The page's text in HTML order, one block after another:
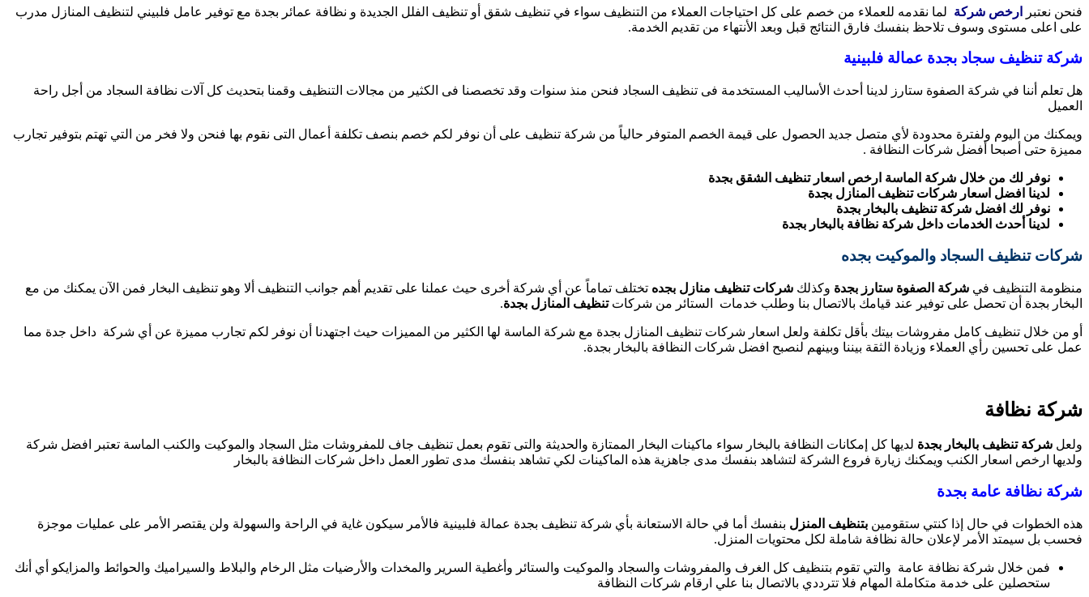
فنحن نعتبر ارخص شركة لما نقدمه للعملاء من خصم على كل احتياجات العملاء من التنظيف سواء في تنظيف شقق أو تنظيف الفلل الجديدة و نظافة عمائر بجدة مع توفير عامل فلبيني لتنظيف المنازل مدرب
على اعلى مستوى وسوف تلاحظ بنفسك فارق النتائج قبل وبعد الأنتهاء من تقديم الخدمة.
شركة تنظيف سجاد بجدة عمالة فلبينية
هل تعلم أننا في شركة الصفوة ستارز لدينا أحدث الأساليب المستخدمة فى تنظيف السجاد فنحن منذ سنوات وقد تخصصنا فى الكثير من مجالات التنظيف وقمنا بتحديث كل آلات نظافة السجاد من أجل راحة
العميل
ويمكنك من اليوم ولفترة محدودة لأي متصل جديد الحصول على قيمة الخصم المتوفر حالياً من شركة تنظيف على أن نوفر لكم خصم بنصف تكلفة أعمال التى نقوم بها فنحن ولا فخر من التي تهتم بتوفير تجارب
مميزة حتى أصبحا أفضل شركات النظافة .
نوفر لك من خلال شركة الماسة ارخص اسعار تنظيف الشقق بجدة
لدينا افضل اسعار شركات تنظيف المنازل بجدة
نوفر لك افضل شركة تنظيف بالبخار بجدة
لدينا أحدث الخدمات داخل شركة نظافة بالبخار بجدة
شركات تنظيف السجاد والموكيت بجده
منظومة التنظيف في شركة الصفوة ستارز بجدة وكذلك شركات تنظيف منازل بجده تختلف تماماً عن أي شركة أخرى حيث عملنا على تقديم أهم جوانب التنظيف ألا وهو تنظيف البخار فمن الآن يمكنك من مع
البخار بجدة أن تحصل على توفير عند قيامك بالاتصال بنا وطلب خدمات الستائر من شركاتتنظيف المنازل بجدة.
أو من خلال تنظيف كامل مفروشات بيتك بأقل تكلفة ولعل اسعار شركات تنظيف المنازل بجدة مع شركة الماسة لها الكثير من المميزات حيث اجتهدنا أن نوفر لكم تجارب مميزة عن أي شركة داخل جدة مما
عمل على تحسين رأي العملاء وزيادة الثقة بيننا وبينهم لنصبح افضل شركات النظافة بالبخار بجدة.
شركة نظافة
ولعل شركة تنظيف بالبخار بجدة لديها كل إمكانات النظافة بالبخار سواء ماكينات البخار الممتازة والحديثة والتى تقوم بعمل تنظيف جاف للمفروشات مثل السجاد والموكيت والكنب الماسة تعتبر افضل شركة
ولديها ارخص اسعار الكنب ويمكنك زيارة فروع الشركة لتشاهد بنفسك مدى جاهزية هذه الماكينات لكي تشاهد بنفسك مدى تطور العمل داخل شركات النظافة بالبخار
شركة نظافة عامة بجدة
هذه الخطوات في حال إذا كنتي ستقومين بتنظيف المنزل بنفسك أما في حالة الاستعانة بأي شركة تنظيف بجدة عمالة فلبينية فالأمر سيكون غاية في الراحة والسهولة ولن يقتصر الأمر على عمليات موجزة
فحسب بل سيمتد الأمر لإعلان حالة نظافة شاملة لكل محتويات المنزل.
فمن خلال شركة نظافة عامة والتي تقوم بتنظيف كل الغرف والمفروشات والسجاد والموكيت والستائر وأغطية السرير والمخدات والأرضيات مثل الرخام والبلاط والسيراميك والحوائط والمزايكو أي أنك
ستحصلين على خدمة متكاملة المهام فلا تترددي بالاتصال بنا علي ارقام شركات النظافة